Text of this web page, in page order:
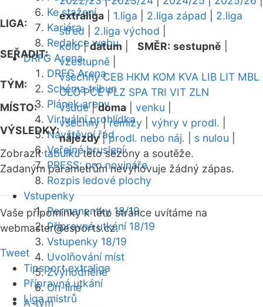
Ke stažení
Kariéra
Redakce webu
DRFG Arena
DRFG Arena
Schéma tribun
Plánek areny
Virtuální prohlídka
Návštěvní řád
Veřejné bruslení
PRESS: pro novináře
Rozpis ledové plochy
Vstupenky
Permanentky 18/19
Přípravná utkání 18/19
Vstupenky 18/19
Uvolňování míst
Zvýhodněné
On-line
A-tým
LIGA:
extraliga 1.liga 2.liga západ
2.liga
střed
2.liga východ
SEŘADIT:
kolo|datum SMĚR: sestupně
vzestupně
TÝM:
všechny CEB HKM KOM KVA LIB LIT MBL
OLO PCE PLZ SPA TRI VIT ZLN
MÍSTO:
všude|doma venku
VÝSLEDKY:
všechny|remízy výhry v prodl.
nájezdy|prodl. nebo náj. s nulou
Zobrazittabulkutéto sezóny a soutěže.
Zadaným parametrům nevyhovuje žádný zápas.
Vaše připomínky k této stránce uvítáme na
webmaster@esports.cz.
Tweet
Tipsport extraliga
Přípravná utkání
Liga mistrů